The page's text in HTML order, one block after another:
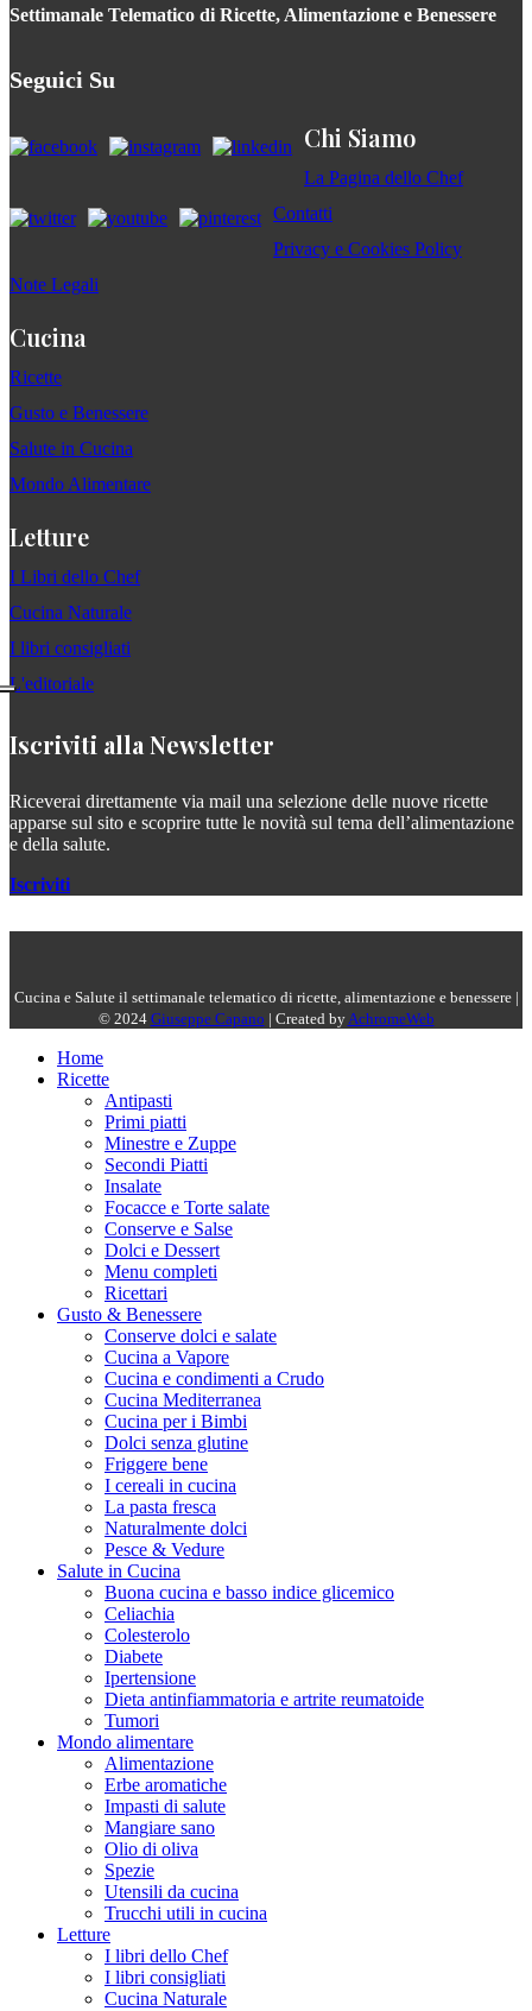
Settimanale Telematico di Ricette, Alimentazione e Benessere
Seguici Su
Chi Siamo
La Pagina dello Chef
Contatti
Privacy e Cookies Policy
Note Legali
Cucina
Ricette
Gusto e Benessere
Salute in Cucina
Mondo Alimentare
Letture
I Libri dello Chef
Cucina Naturale
I libri consigliati
L'editoriale
Iscriviti alla Newsletter
Riceverai direttamente via mail una selezione delle nuove ricette
apparse sul sito e scoprire tutte le novità sul tema dell’alimentazione
e della salute.
Iscriviti
Cucina e Salute il settimanale telematico di ricette, alimentazione e benessere |
© 2024 Giuseppe Capano | Created byAchromeWeb
Home
Ricette
Antipasti
Primi piatti
Minestre e Zuppe
Secondi Piatti
Insalate
Focacce e Torte salate
Conserve e Salse
Dolci e Dessert
Menu completi
Ricettari
Gusto & Benessere
Conserve dolci e salate
Cucina a Vapore
Cucina e condimenti a Crudo
Cucina Mediterranea
Cucina per i Bimbi
Dolci senza glutine
Friggere bene
I cereali in cucina
La pasta fresca
Naturalmente dolci
Pesce & Vedure
Salute in Cucina
Buona cucina e basso indice glicemico
Celiachia
Colesterolo
Diabete
Ipertensione
Dieta antinfiammatoria e artrite reumatoide
Tumori
Mondo alimentare
Alimentazione
Erbe aromatiche
Impasti di salute
Mangiare sano
Olio di oliva
Spezie
Utensili da cucina
Trucchi utili in cucina
Letture
I libri dello Chef
I libri consigliati
Cucina Naturale